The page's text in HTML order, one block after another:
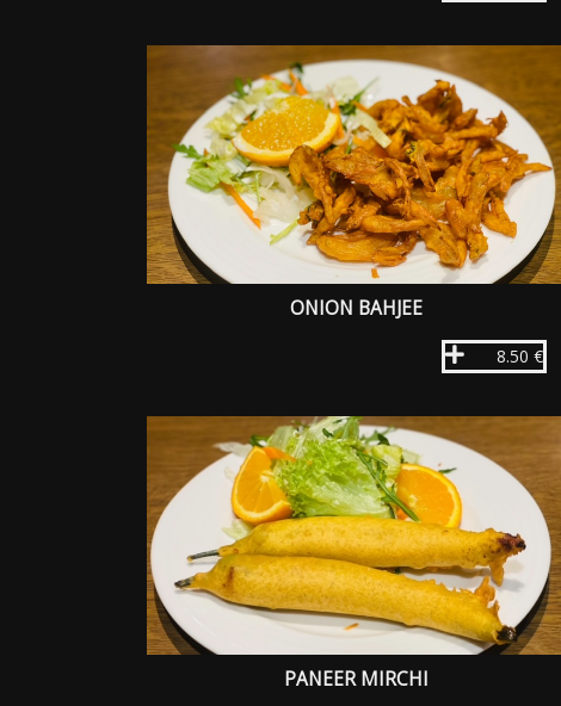
ONION BAHJEE
8.50 €
PANEER MIRCHI